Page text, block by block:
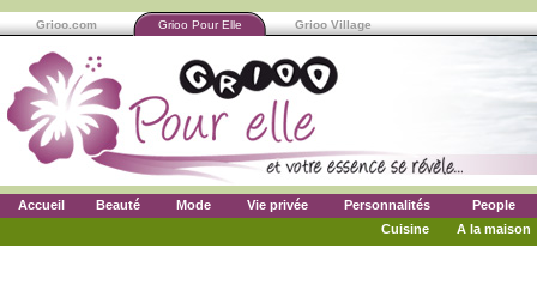
Grioo.com Grioo Pour Elle Grioo Village
Accueil Beauté Mode Vie privée Personnalités
People
Cuisine
A la maison